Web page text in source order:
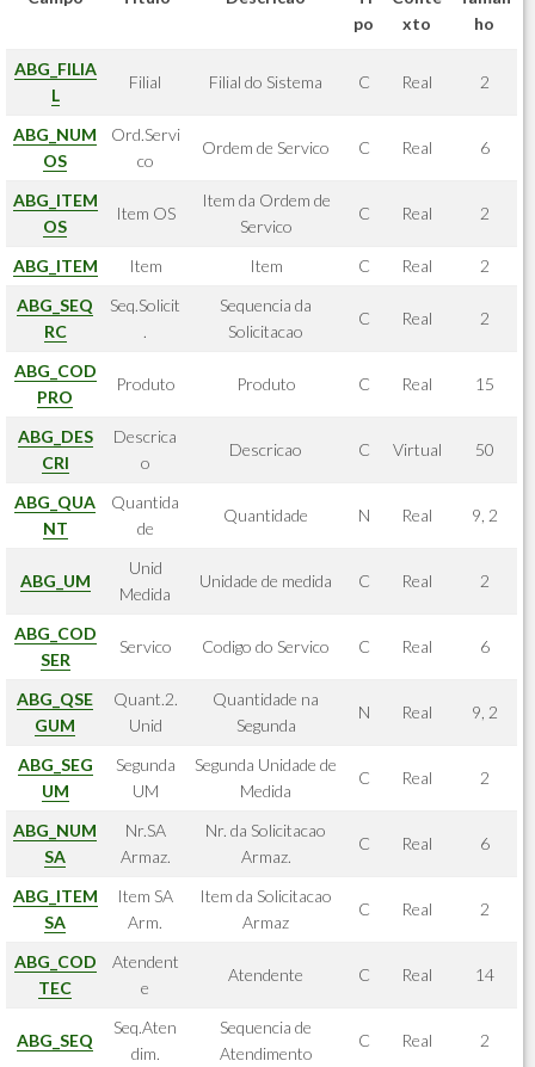
po
xto
ho
ABG_FILIA
L
Filial Filial do Sistema C Real 2
ABG_NUM
OS
Ord.Servi
co
Ordem de Servico C Real 6
ABG_ITEM
OS
Item OS
Item da Ordem de
Servico
C Real 2
ABG_ITEM Item Item C Real
2
ABG_SEQ
RC
Seq.Solicit
.
Sequencia da
Solicitacao
C Real 2
ABG_COD
PRO
Produto Produto C Real 15
ABG_DES
CRI
Descrica
o
Descricao C Virtual 50
ABG_QUA
NT
Quantida
de
Quantidade N Real 9, 2
ABG_UM
Unid
Medida
Unidade de medida C Real 2
ABG_COD
SER
Servico Codigo do Servico C Real 6
ABG_QSE
GUM
Quant.2.
Unid
Quantidade na
Segunda
N Real 9, 2
ABG_SEG
UM
Segunda
UM
Segunda Unidade de
Medida
C Real 2
ABG_NUM
SA
Nr.SA
Armaz.
Nr. da Solicitacao
Armaz.
C Real 6
ABG_ITEM
SA
Item SA
Arm.
Item da Solicitacao
Armaz
C Real 2
ABG_COD
TEC
Atendent
e
Atendente C Real 14
ABG_SEQ
Seq.Aten
dim.
Sequencia de
Atendimento
C Real 2